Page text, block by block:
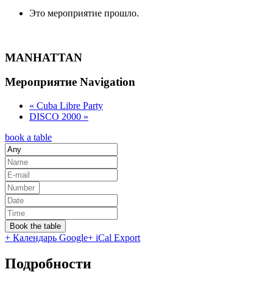
Это мероприятие прошло.
MANHATTAN
Мероприятие Navigation
« Cuba Libre Party
DISCO 2000 »
book a table
Book the table
+ Календарь Google+ iCal Export
Подробности